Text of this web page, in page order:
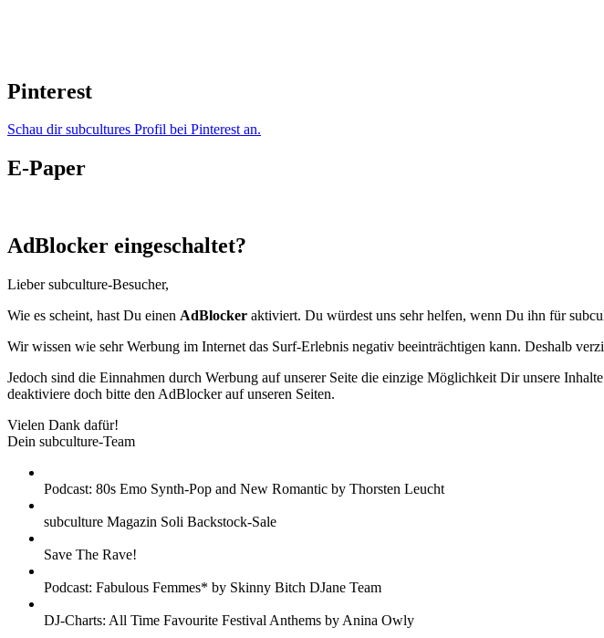
Pinterest
Schau dir subcultures Profil bei Pinterest an.
E-Paper
AdBlocker eingeschaltet?
Lieber subculture-Besucher,
Wie es scheint, hast Du einen AdBlocker aktiviert. Du würdest uns sehr helfen, wenn Du ihn für
Wir wissen wie sehr Werbung im Internet das Surf-Erlebnis negativ beeinträchtigen kann. Deshalb
Jedoch sind die Einnahmen durch Werbung auf unserer Seite die einzige Möglichkeit Dir unsere
deaktiviere doch bitte den AdBlocker auf unseren Seiten.
Vielen Dank dafür!
Dein subculture-Team
Podcast: 80s Emo Synth-Pop and New Romantic by Thorsten Leucht
subculture Magazin Soli Backstock-Sale
Save The Rave!
Podcast: Fabulous Femmes* by Skinny Bitch DJane Team
DJ-Charts: All Time Favourite Festival Anthems by Anina Owly